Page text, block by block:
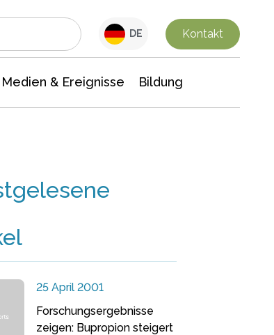
DE Kontakt
Medien & Ereignisse Bildung
25 April 2001
Forschungsergebnisse
zeigen: Bupropion steigert